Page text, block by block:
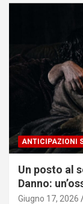
ANTICIPAZIONI
Un posto al
Danno:
Giugno 17, 2026